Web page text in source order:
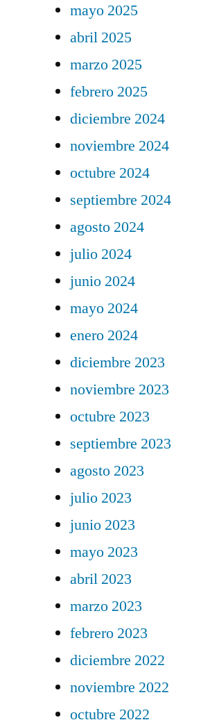
mayo 2025
abril 2025
marzo 2025
febrero 2025
diciembre 2024
noviembre 2024
octubre 2024
septiembre 2024
agosto 2024
julio 2024
junio 2024
mayo 2024
enero 2024
diciembre 2023
noviembre 2023
octubre 2023
septiembre 2023
agosto 2023
julio 2023
junio 2023
mayo 2023
abril 2023
marzo 2023
febrero 2023
diciembre 2022
noviembre 2022
octubre 2022